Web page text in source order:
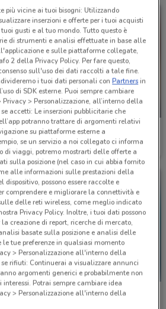
8.3 km
-1 GIORNO
Conforama
Scade domani 8.8 km
Carrefour Market
più vicine ai tuoi bisogni: Utilizzando
inserzioni e offerte per i tuoi acquisti
gusti e al tuo mondo. Tutto questo è
di strumenti e analisi effettuate in base alle
e sulle piattaforme collegate,
2 della Privacy Policy. Per fare questo,
sull'uso dei dati raccolti a tale fine.
i tuoi dati personali conPartnersin
di SDK esterne. Puoi sempre cambiare
> Personalizzazione, all’interno della
accetti: Le inserzioni pubblicitarie che
potranno trattare di argomenti relativi
su piattaforme esterne a
se un servizio a noi collegato ci informa
di viaggi, potremo mostrarti delle offerte a
sulla posizione (nel caso in cui abbia fornito
alle informazioni sulle prestazioni della
possono essere raccolte e
comprendere e migliorare la connettività e
delle reti wireless, come meglio indicato
Privacy Policy. Inoltre, i tuoi dati possono
creazione di report, ricerche di mercato,
basate sulla posizione e analisi delle
le tue preferenze in qualsiasi momento
> Personalizzazione all'interno della
se rifiuti: Continuerai a visualizzare annunci
argomenti generici e probabilmente non
Potrai sempre cambiare idea
> Personalizzazione all'interno della